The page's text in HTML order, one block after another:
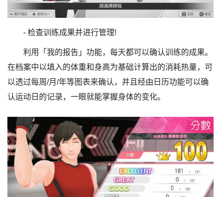
- 检查训练成果并进行管理!
利用「我的报告」功能，每天都可以确认训练的成果。
在档案中以填入的体重和身高为基础计算出的消耗热量，可
以透过每周/月/年等图表来确认，并且经由日历功能可以确
认运动日的记录，一眼就能掌握身体的变化。